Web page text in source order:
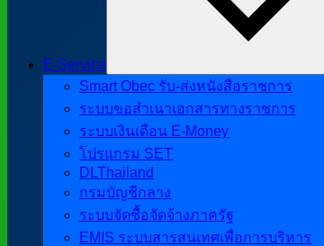
E-Service
Smart Obec รับ-ส่งหนังสือราชการ
ระบบขอสำเนาเอกสารทางราชการ
ระบบเงินเดือน E-Money
โปรแกรม SET
DLThailand
กรมบัญชีกลาง
ระบบจัดซื้อจัดจ้างภาครัฐ
EMIS ระบบสารสนเทศเพื่อการบริหาร